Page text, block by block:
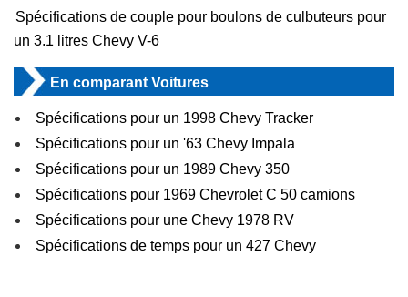
Spécifications de couple pour boulons de culbuteurs pour
un 3.1 litres Chevy V-6
En comparant Voitures
Spécifications pour un 1998 Chevy Tracker
Spécifications pour un '63 Chevy Impala
Spécifications pour un 1989 Chevy 350
Spécifications pour 1969 Chevrolet C 50 camions
Spécifications pour une Chevy 1978 RV
Spécifications de temps pour un 427 Chevy